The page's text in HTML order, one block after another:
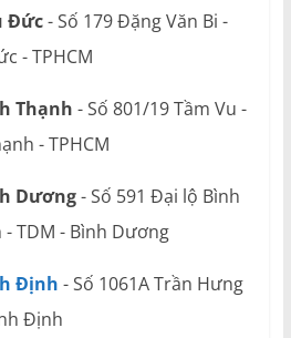
Đức- Số 179 Đặng Văn Bi -
- TPHCM
Thạnh - Số 801/19 Tầm Vu -
- TPHCM
Dương- Số 591 Đại lộ Bình
TDM - Bình Dương
Định - Số 1061A Trần Hưng
Định